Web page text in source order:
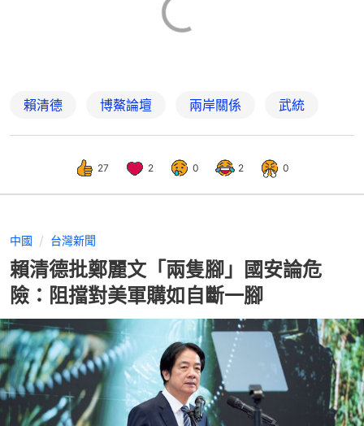
賴清德 博鰲論壇 兩岸關係 武統
27 2 0 2 0
中國 台灣新聞
賴清德批鄭麗文「兩隻腳」國安論危
險：阻擋對美軍購如自斷一腳